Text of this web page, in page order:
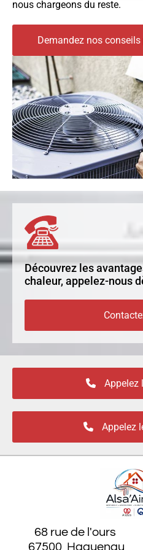
nous chargeons du reste.
Demandez nos
Découvrez les
chaleur, appelez-nous
Appelez
Appelez
68 rue de l'ours
67500 Haguenau